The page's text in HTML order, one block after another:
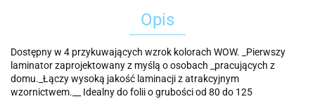
Opis
Dostępny w 4 przykuwających wzrok kolorach WOW. _Pierwszy
laminator zaprojektowany z myślą o osobach _pracujących z
domu._Łączy wysoką jakość laminacji z atrakcyjnym
wzornictwem.__ Idealny do folii o grubości od 80 do 125